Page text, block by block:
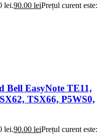
lei.90.00 leiPrețul curent este:
Bell EasyNote TE11,
TSX66, P5WS0,
lei.90.00 leiPrețul curent este: